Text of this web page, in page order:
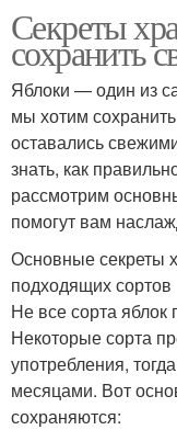
Секреты
сохранить
Яблоки — один из
мы хотим
оставались
знать, как
рассмотрим
помогут вам
Основные секреты
подходящих сортов
Не все сорта яблок
Некоторые сорта
употребления,
месяцами. Вот
сохраняются: